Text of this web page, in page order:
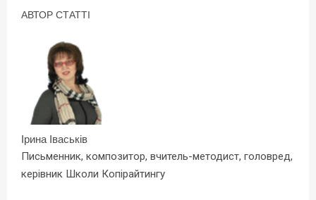
АВТОР СТАТТІ
Ірина Іваськів
Письменник, композитор, вчитель-методист, головред,
керівник Школи Копірайтингу